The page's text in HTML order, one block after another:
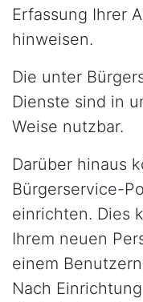
Erfassung Ihrer
hinweisen.
Die unter
Dienste sind in
Weise nutzbar.
Darüber hinaus
Bürgerservice-
einrichten. Dies
Ihrem neuen
einem
Nach